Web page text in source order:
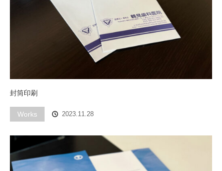
封筒印刷
Works 2023.11.28